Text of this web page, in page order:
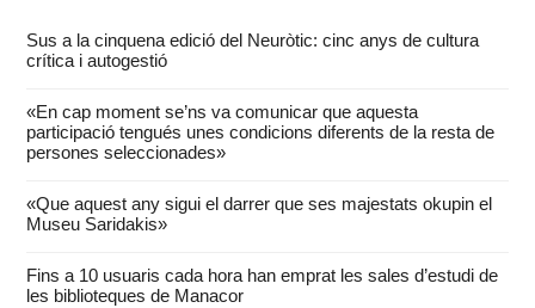
Sus a la cinquena edició del Neuròtic: cinc anys de cultura
crítica i autogestió
«En cap moment se’ns va comunicar que aquesta
participació tengués unes condicions diferents de la resta de
persones seleccionades»
«Que aquest any sigui el darrer que ses majestats okupin el
Museu Saridakis»
Fins a 10 usuaris cada hora han emprat les sales d’estudi de
les biblioteques de Manacor